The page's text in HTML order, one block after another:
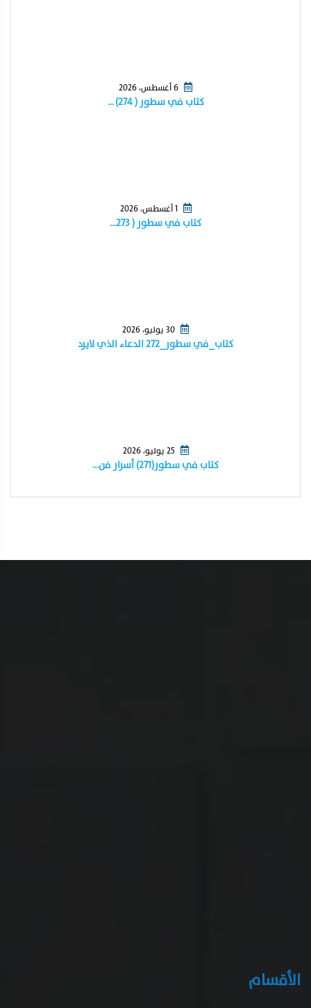
كتاب في سطور ( ٢٧٤) …
1 أغسطس، 2026
كتاب في سطور ( ٢٧٣…
كتاب_في سطور_٢٧٢ الدعاء الذي لايرد
كتاب في سطور(٢٧١) أسرار فن…
الأقسام